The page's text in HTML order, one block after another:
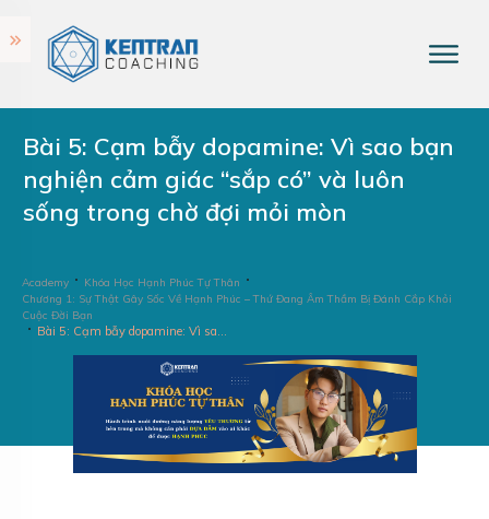
Bài 5: Cạm bẫy dopamine: Vì sao bạn
nghiện cảm giác “sắp có” và luôn
sống trong chờ đợi mỏi mòn
Academy
Khóa Học Hạnh Phúc Tự Thân
Chương 1: Sự Thật Gây Sốc Về Hạnh Phúc – Thứ Đang Âm Thầm Bị Đánh Cắp Khỏi
Cuộc Đời Bạn
Bài 5: Cạm bẫy dopamine: Vì sao bạn nghiện cảm giác “sắp có” và luôn sống trong chờ đợi mỏi mòn